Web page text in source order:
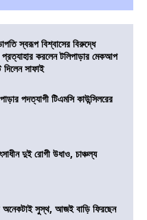
স্বরূপ বিশ্বাসের বিরুদ্ধে
করলেন টলিপাড়ার মেকআপ
সাফাই
পদত্যাগী টিএমসি কাউন্সিলরের
দুই রোগী উধাও, চাঞ্চল্য
অনেকটাই সুস্থ, আজই বাড়ি ফিরছেন